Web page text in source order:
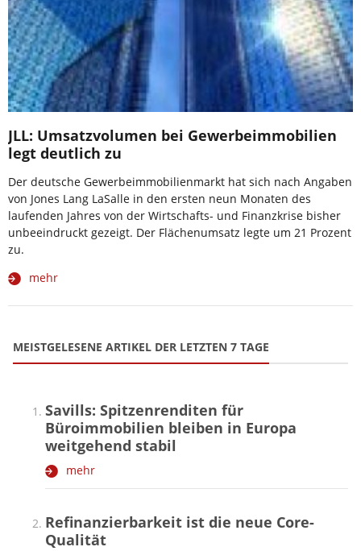
JLL: Umsatzvolumen bei Gewerbeimmobilien
legt deutlich zu
Der deutsche Gewerbeimmobilienmarkt hat sich nach Angaben
von Jones Lang LaSalle in den ersten neun Monaten des
laufenden Jahres von der Wirtschafts- und Finanzkrise bisher
unbeeindruckt gezeigt. Der Flächenumsatz legte um 21 Prozent
zu.
mehr
MEISTGELESENE ARTIKEL DER LETZTEN 7 TAGE
Savills: Spitzenrenditen für
Büroimmobilien bleiben in Europa
weitgehend stabil
mehr
Refinanzierbarkeit ist die neue Core-
Qualität